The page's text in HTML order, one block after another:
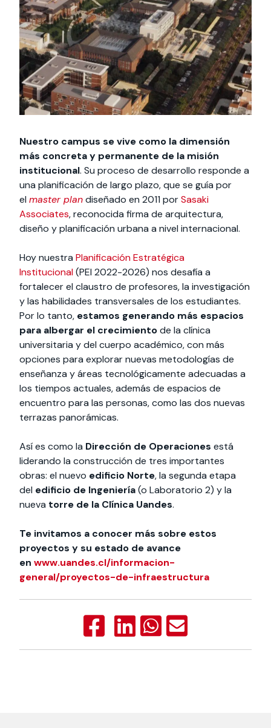
cursos
Especialidades y
estadías
Te puede
interesar:
International
students
Facultades
interesar:
2025
vinculación con la
sociedad
Extensión Cultural
Te puede interesar: Filantropía y Donaciones
intercambio
Servicios y apoyos
Te puede
interesar:
Explora el campus
Uandes
Noticias
estudiantiles
Nuestro campus se vive como la dimensión
más concreta y permanente de la misión
institucional. Su proceso de desarrollo responde a
una planificación de largo plazo, que se guía por
el master plandiseñado en 2011 porSasaki
Associates, reconocida firma de arquitectura,
diseño y planificación urbana a nivel internacional.
Hoy nuestra Planificación Estratégica
Institucional(PEI 2022-2026) nos desafía a
fortalecer el claustro de profesores, la investigación
y las habilidades transversales de los estudiantes.
Por lo tanto, estamos generando más espacios
para albergar el crecimientode la clínica
universitaria y del cuerpo académico, con más
opciones para explorar nuevas metodologías de
enseñanza y áreas tecnológicamente adecuadas a
los tiempos actuales, además de espacios de
encuentro para las personas, como las dos nuevas
terrazas panorámicas.
Así es como la Dirección de Operaciones está
liderando la construcción de tres importantes
obras: el nuevo edificio Norte, la segunda etapa
del edificio de Ingeniería(o Laboratorio 2) y la
nueva torre de la Clínica Uandes.
Te invitamos a conocer más sobre estos
proyectos y su estado de avance
en www.uandes.cl/informacion-
general/proyectos-de-infraestructura